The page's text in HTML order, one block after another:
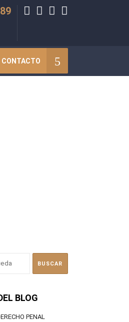
CONTACTO
BLOG
PENAL